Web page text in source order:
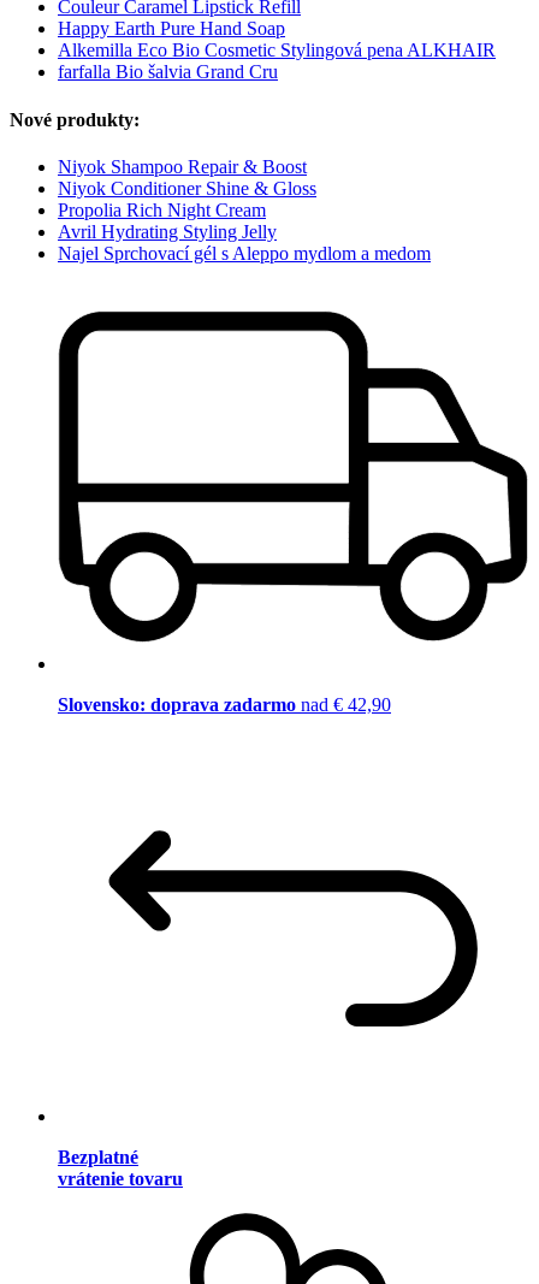
Couleur Caramel Lipstick Refill
Happy Earth Pure Hand Soap
Alkemilla Eco Bio Cosmetic Stylingová pena ALKHAIR
farfalla Bio šalvia Grand Cru
Nové produkty:
Niyok Shampoo Repair & Boost
Niyok Conditioner Shine & Gloss
Propolia Rich Night Cream
Avril Hydrating Styling Jelly
Najel Sprchovací gél s Aleppo mydlom a medom
Slovensko: doprava zadarmo nad € 42,90
Bezplatné
vrátenie tovaru